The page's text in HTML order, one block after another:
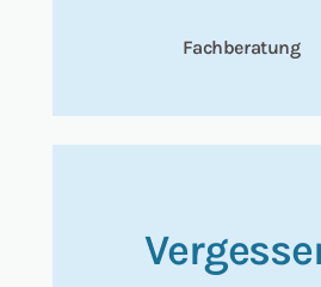
Fachberatung